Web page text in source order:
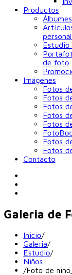
Productos
Estudio
de foto
Imágenes
Fotos
Fotos
Fotos
Fotos
Fotos
Fotos
Fotos
Contacto
Galeria de
Inicio/
Galeria/
Estudio/
Niños
/Foto de